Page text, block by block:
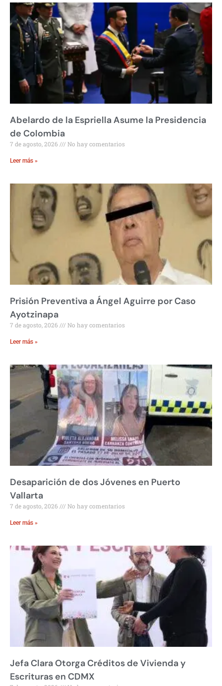
Abelardo de la Espriella Asume la Presidencia
de Colombia
7 de agosto, 2026 No hay comentarios
Leer más »
Prisión Preventiva a Ángel Aguirre por Caso
Ayotzinapa
7 de agosto, 2026 No hay comentarios
Leer más »
Desaparición de dos Jóvenes en Puerto
Vallarta
7 de agosto, 2026 No hay comentarios
Leer más »
Jefa Clara Otorga Créditos de Vivienda y
Escrituras en CDMX